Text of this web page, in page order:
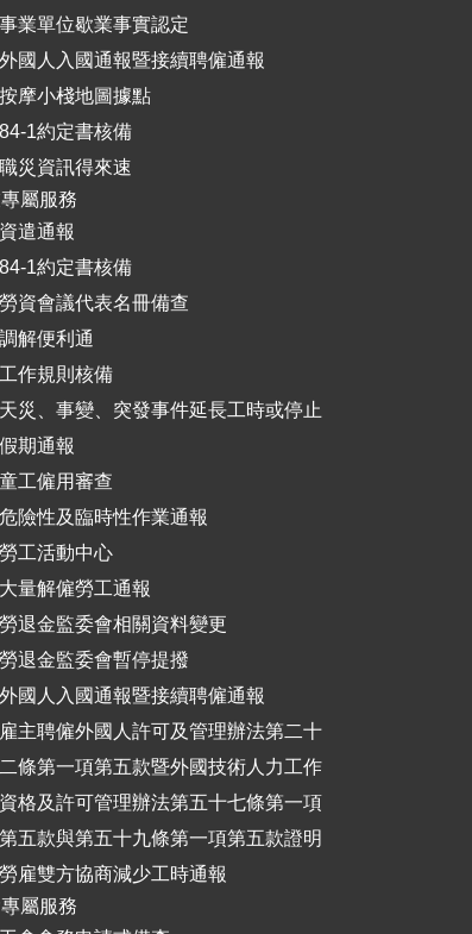
事業單位歇業事實認定
外國人入國通報暨接續聘僱通報
按摩小棧地圖據點
84-1約定書核備
職災資訊得來速
屬服務
資遣通報
84-1約定書核備
勞資會議代表名冊備查
調解便利通
工作規則核備
天災、事變、突發事件延長工時或停止
假期通報
童工僱用審查
危險性及臨時性作業通報
勞工活動中心
大量解僱勞工通報
勞退金監委會相關資料變更
勞退金監委會暫停提撥
外國人入國通報暨接續聘僱通報
雇主聘僱外國人許可及管理辦法第二十
二條第一項第五款暨外國技術人力工作
資格及許可管理辦法第五十七條第一項
第五款與第五十九條第一項第五款證明
勞雇雙方協商減少工時通報
屬服務